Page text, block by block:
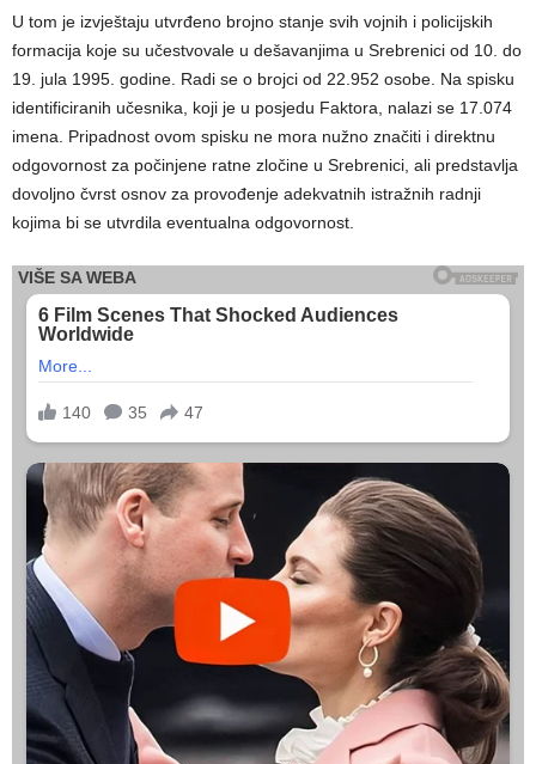
U tom je izvještaju utvrđeno brojno stanje svih vojnih i policijskih
formacija koje su učestvovale u dešavanjima u Srebrenici od 10. do
19. jula 1995. godine. Radi se o brojci od 22.952 osobe. Na spisku
identificiranih učesnika, koji je u posjedu Faktora, nalazi se 17.074
imena. Pripadnost ovom spisku ne mora nužno značiti i direktnu
odgovornost za počinjene ratne zločine u Srebrenici, ali predstavlja
dovoljno čvrst osnov za provođenje adekvatnih istražnih radnji
kojima bi se utvrdila eventualna odgovornost.